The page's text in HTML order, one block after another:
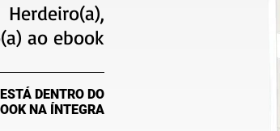
Herdeiro(a),
ao ebook
DENTRO DO
NA ÍNTEGRA